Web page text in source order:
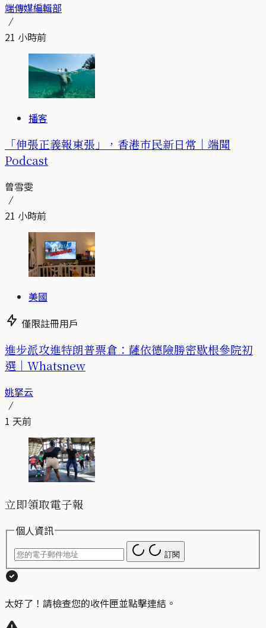
端傳媒編輯部
21 小時前
播客
「伸張正義報東張」，香港市民新日常｜端聞
Podcast
曾雪雯
21 小時前
美國
僅限註冊用戶
進步派攻進特朗普票倉：薩依德險勝密歇根參院初
選｜Whatsnew
姚拏云
1 天前
立即領取電子報
個人資訊
訂閱
太好了！請檢查您的收件匣並點擊連結。